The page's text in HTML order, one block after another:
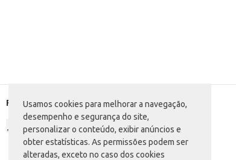
Usamos cookies para melhorar a navegação,
desempenho e segurança do site,
personalizar o conteúdo, exibir anúncios e
obter estatísticas. As permissões podem ser
alteradas, exceto no caso dos cookies
Formas de pagamento